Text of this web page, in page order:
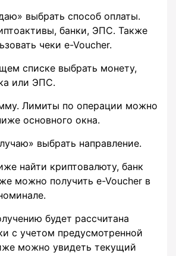
выбрать способ оплаты.
банки, ЭПС. Также
чеки e-Voucher.
списке выбрать монету,
или ЭПС.
Лимиты по операции можно
основного окна.
выбрать направление.
найти криптовалюту, банк
можно получить e-Voucher в
будет рассчитана
с учетом предусмотренной
можно увидеть текущий